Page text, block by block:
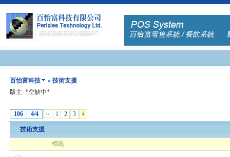
百怡富科技
» 技術支援
版主: *空缺中*
106 4/4 ‹‹ 1 2 3 4
技術支援
標題